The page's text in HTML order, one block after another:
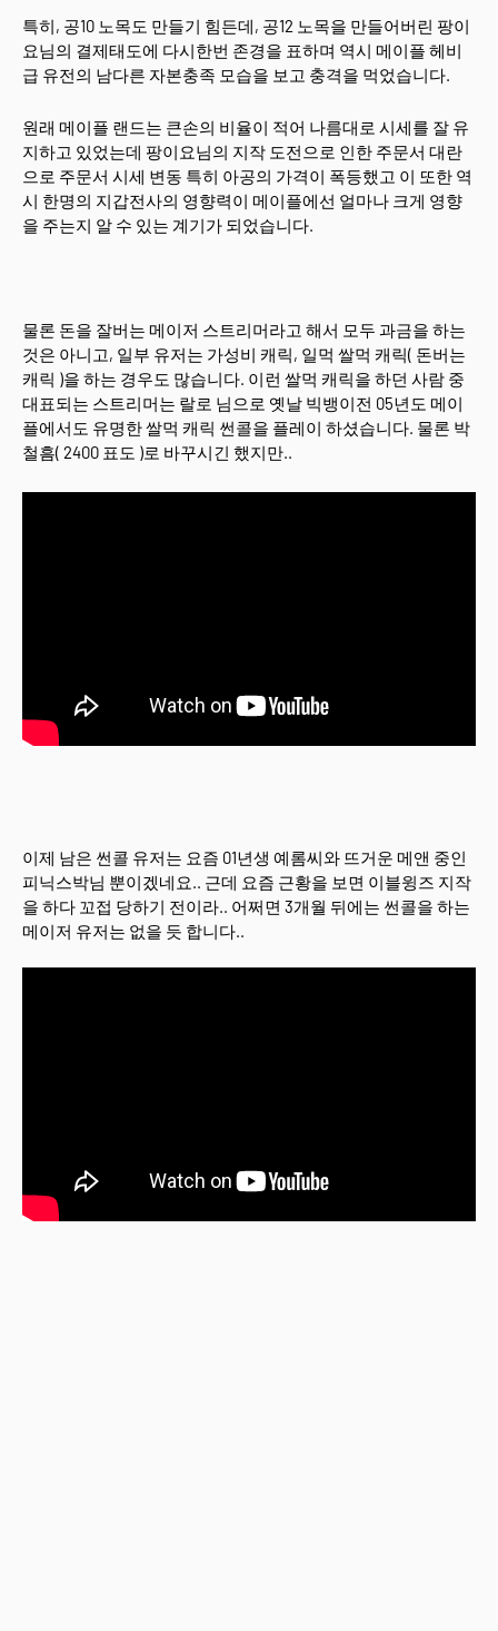
특히, 공10 노목도 만들기 힘든데, 공12 노목을 만들어버린 팡이
요님의 결제태도에 다시한번 존경을 표하며 역시 메이플 헤비
급 유전의 남다른 자본충족 모습을 보고 충격을 먹었습니다.
원래 메이플 랜드는 큰손의 비율이 적어 나름대로 시세를 잘 유
지하고 있었는데 팡이요님의 지작 도전으로 인한 주문서 대란
으로 주문서 시세 변동 특히 아공의 가격이 폭등했고 이 또한 역
시 한명의 지갑전사의 영향력이 메이플에선 얼마나 크게 영향
을 주는지 알 수 있는 계기가 되었습니다.
물론 돈을 잘버는 메이저 스트리머라고 해서 모두 과금을 하는
것은 아니고, 일부 유저는 가성비 캐릭, 일먹 쌀먹 캐릭( 돈버는
캐릭 )을 하는 경우도 많습니다. 이런 쌀먹 캐릭을 하던 사람 중
대표되는 스트리머는 랄로 님으로 옛날 빅뱅이전 05년도 메이
플에서도 유명한 쌀먹 캐릭 썬콜을 플레이 하셨습니다. 물론 박
철흠( 2400 표도 )로 바꾸시긴 했지만..
이제 남은 썬콜 유저는 요즘 01년생 예롬씨와 뜨거운 메앤 중인
피닉스박님 뿐이겠네요.. 근데 요즘 근황을 보면 이블윙즈 지작
을 하다 꼬접 당하기 전이라.. 어쩌면 3개월 뒤에는 썬콜을 하는
메이저 유저는 없을 듯 합니다..